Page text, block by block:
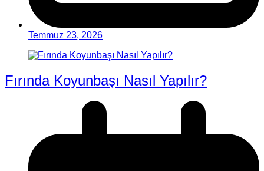
Temmuz 23, 2026
Fırında Koyunbaşı Nasıl Yapılır?